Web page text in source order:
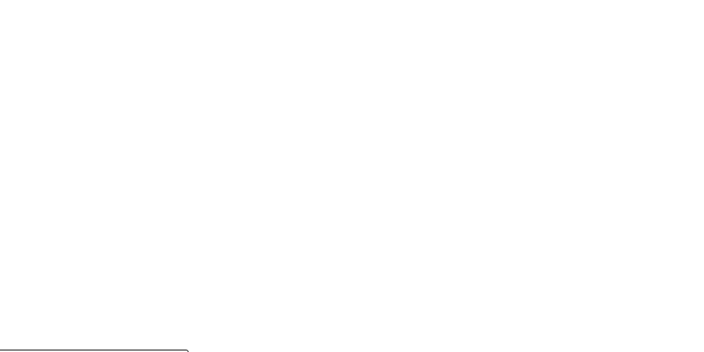
je njegova. Ne kao predstavu. Ne kao kratko
rečenicu izgovorenu samo da bi ponovo dobio